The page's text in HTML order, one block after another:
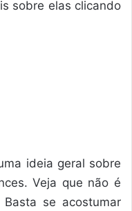
sobre elas clicando
ideia geral sobre
Veja que não é
se acostumar